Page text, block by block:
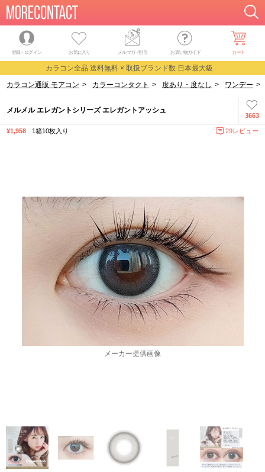
登録・ログイン お気に入り メルマガ・割引 お買い物ガイド カート
カラコン全品 送料無料 × 取扱ブランド数 日本最大級
カラコン通販 モアコン > カラーコンタクト > 度あり・度なし > ワンデー >
3663
メルメル エレガントシリーズ エレガントアッシュ
¥1,958 1箱10枚入り 29レビュー
メーカー提供画像